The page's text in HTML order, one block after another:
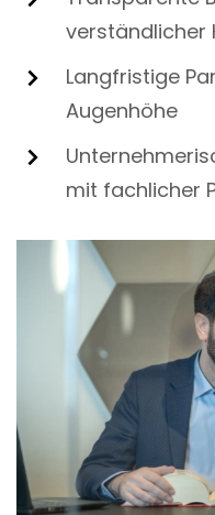
verständlicher
Langfristige
Augenhöhe
mit fachlicher